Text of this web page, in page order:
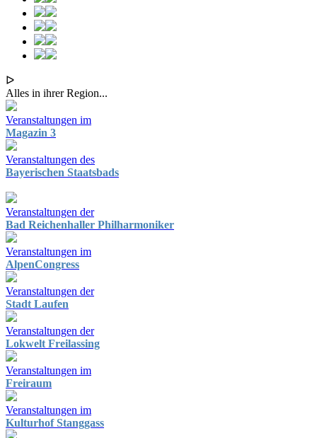
ᐅ
Alles in ihrer Region...
Veranstaltungen im
Magazin 3
Veranstaltungen des
Bayerischen Staatsbads
Veranstaltungen der
Bad Reichenhaller Philharmoniker
Veranstaltungen im
AlpenCongress
Veranstaltungen der
Stadt Laufen
Veranstaltungen der
Lokwelt Freilassing
Veranstaltungen im
Freiraum
Veranstaltungen im
Kulturhof Stanggass